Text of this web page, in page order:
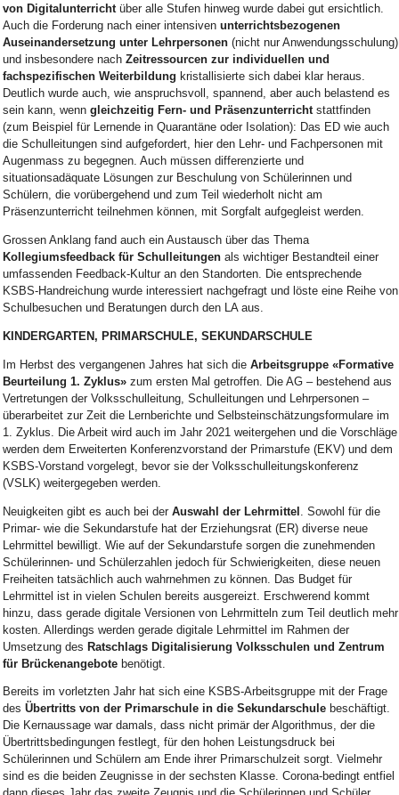
von Digitalunterrichtüber alle Stufen hinweg wurde dabei gut ersichtlich.
Auch die Forderung nach einer intensiven unterrichtsbezogenen
Auseinandersetzung unter Lehrpersonen(nicht nur Anwendungsschulung)
und insbesondere nach Zeitressourcen zur individuellen und
fachspezifischen Weiterbildung kristallisierte sich dabei klar heraus.
Deutlich wurde auch, wie anspruchsvoll, spannend, aber auch belastend es
sein kann, wenn gleichzeitig Fern- und Präsenzunterrichtstattfinden
(zum Beispiel für Lernende in Quarantäne oder Isolation): Das ED wie auch
die Schulleitungen sind aufgefordert, hier den Lehr- und Fachpersonen mit
Augenmass zu begegnen. Auch müssen differenzierte und
situationsadäquate Lösungen zur Beschulung von Schülerinnen und
Schülern, die vorübergehend und zum Teil wiederholt nicht am
Präsenzunterricht teilnehmen können, mit Sorgfalt aufgegleist werden.
Grossen Anklang fand auch ein Austausch über das Thema
Kollegiumsfeedback für Schulleitungenals wichtiger Bestandteil einer
umfassenden Feedback-Kultur an den Standorten. Die entsprechende
KSBS-Handreichung wurde interessiert nachgefragt und löste eine Reihe von
Schulbesuchen und Beratungen durch den LA aus.
KINDERGARTEN, PRIMARSCHULE, SEKUNDARSCHULE
Im Herbst des vergangenen Jahres hat sich die Arbeitsgruppe «Formative
Beurteilung 1. Zyklus»zum ersten Mal getroffen. Die AG – bestehend aus
Vertretungen der Volksschulleitung, Schulleitungen und Lehrpersonen ­–
überarbeitet zur Zeit die Lernberichte und Selbsteinschätzungsformulare im
1. Zyklus. Die Arbeit wird auch im Jahr 2021 weitergehen und die Vorschläge
werden dem Erweiterten Konferenzvorstand der Primarstufe (EKV) und dem
KSBS-Vorstand vorgelegt, bevor sie der Volksschulleitungskonferenz
(VSLK) weitergegeben werden.
Neuigkeiten gibt es auch bei der Auswahl der Lehrmittel . Sowohl für die
Primar- wie die Sekundarstufe hat der Erziehungsrat (ER) diverse neue
Lehrmittel bewilligt. Wie auf der Sekundarstufe sorgen die zunehmenden
Schülerinnen- und Schülerzahlen jedoch für Schwierigkeiten, diese neuen
Freiheiten tatsächlich auch wahrnehmen zu können. Das Budget für
Lehrmittel ist in vielen Schulen bereits ausgereizt. Erschwerend kommt
hinzu, dass gerade digitale Versionen von Lehrmitteln zum Teil deutlich mehr
kosten. Allerdings werden gerade digitale Lehrmittel im Rahmen der
Umsetzung des Ratschlags Digitalisierung Volksschulen und Zentrum
für Brückenangebote benötigt.
Bereits im vorletzten Jahr hat sich eine KSBS-Arbeitsgruppe mit der Frage
des Übertritts von der Primarschule in die Sekundarschulebeschäftigt.
Die Kernaussage war damals, dass nicht primär der Algorithmus, der die
Übertrittsbedingungen festlegt, für den hohen Leistungsdruck bei
Schülerinnen und Schülern am Ende ihrer Primarschulzeit sorgt. Vielmehr
sind es die beiden Zeugnisse in der sechsten Klasse. Corona-bedingt entfiel